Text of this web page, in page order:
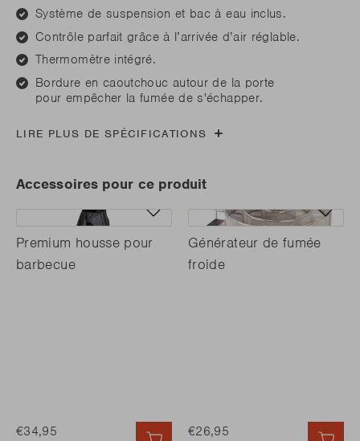
Système de suspension et bac à eau inclus.
Contrôle parfait grâce à l’arrivée d’air réglable.
Thermomètre intégré.
Bordure en caoutchouc autour de la porte
pour empêcher la fumée de s'échapper.
LIRE PLUS DE SPÉCIFICATIONS
Accessoires pour ce produit
Premium housse pour
barbecue
€34,95
Générateur de fumée
froide
€26,95